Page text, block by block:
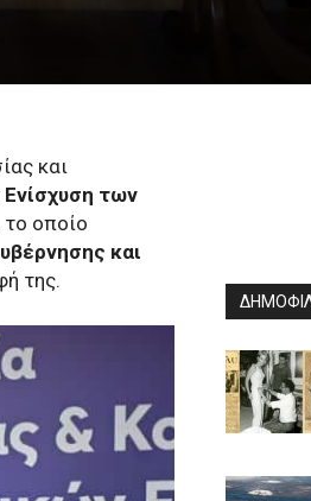
και
Ενίσχυση των
το οποίο
και
της.